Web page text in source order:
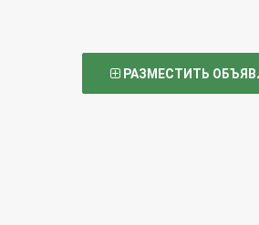
РАЗМЕСТИТЬ